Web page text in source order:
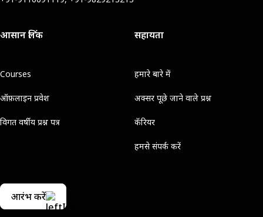
आसान लिंक
Courses
ऑफ़लाइन प्रवेश
विगत वर्षीय प्रश्न पत्र
सहायता
हमारे बारे में
अक्सर पूछे जाने वाले प्रश्न
कॅरियर
हमसे संपर्क करें
आरंभ करें